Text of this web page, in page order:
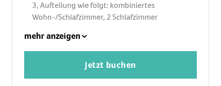
3, Aufteilung wie folgt: kombiniertes
Wohn-/Schlafzimmer, 2 Schlafzimmer
(180x200cm), 1 Schlafsofa (180x195cm),
Babybett: ohne Gebühr, Reservierung notwendig
Klimaanlage: ohne Gebühr, individuell regelbar,
zentral gesteuert, kalt
mehr anzeigen
Jetzt buchen